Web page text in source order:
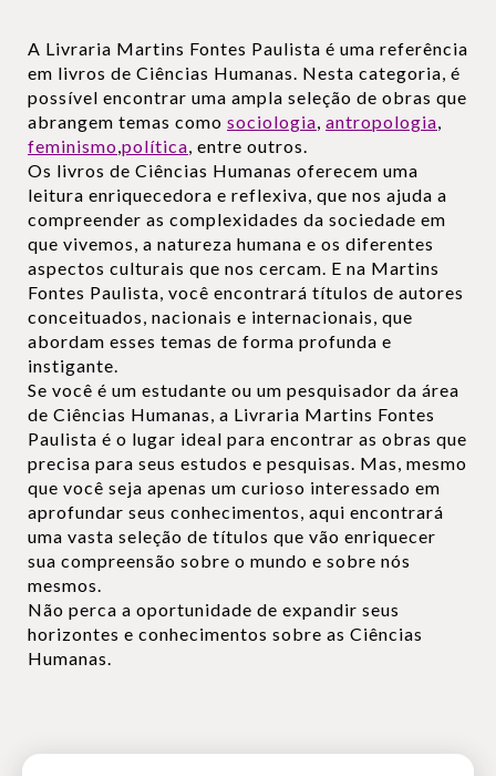
A Livraria Martins Fontes Paulista é uma referência
em livros de Ciências Humanas. Nesta categoria, é
possível encontrar uma ampla seleção de obras que
abrangem temas como sociologia, antropologia,
feminismo,política, entre outros.
Os livros de Ciências Humanas oferecem uma
leitura enriquecedora e reflexiva, que nos ajuda a
compreender as complexidades da sociedade em
que vivemos, a natureza humana e os diferentes
aspectos culturais que nos cercam. E na Martins
Fontes Paulista, você encontrará títulos de autores
conceituados, nacionais e internacionais, que
abordam esses temas de forma profunda e
instigante.
Se você é um estudante ou um pesquisador da área
de Ciências Humanas, a Livraria Martins Fontes
Paulista é o lugar ideal para encontrar as obras que
precisa para seus estudos e pesquisas. Mas, mesmo
que você seja apenas um curioso interessado em
aprofundar seus conhecimentos, aqui encontrará
uma vasta seleção de títulos que vão enriquecer
sua compreensão sobre o mundo e sobre nós
mesmos.
Não perca a oportunidade de expandir seus
horizontes e conhecimentos sobre as Ciências
Humanas.